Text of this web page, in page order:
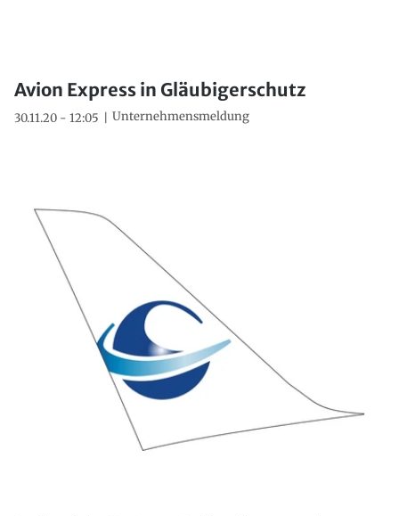
Avion Express in Gläubigerschutz
30.11.20 - 12:05 Unternehmensmeldung